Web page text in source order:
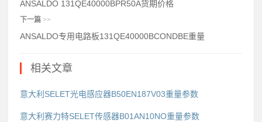
ANSALDO 131QE40000BPR50A货期价格
下一篇 >>
ANSALDO专用电路板131QE40000BCONDBE重量
相关文章
意大利SELET光电感应器B50EN187V03重量参数
意大利赛力特SELET传感器B01AN10NO重量参数